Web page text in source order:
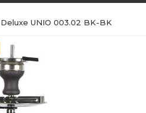
UNIO 003.02 BK-BK